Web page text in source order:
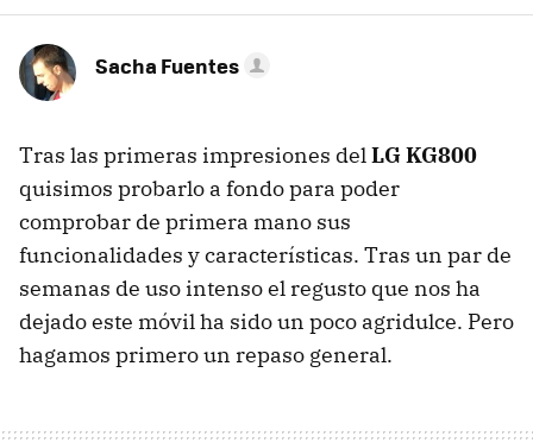
Sacha Fuentes
Tras las primeras impresiones delLG KG800
quisimos probarlo a fondo para poder
comprobar de primera mano sus
funcionalidades y características. Tras un par de
semanas de uso intenso el regusto que nos ha
dejado este móvil ha sido un poco agridulce. Pero
hagamos primero un repaso general.